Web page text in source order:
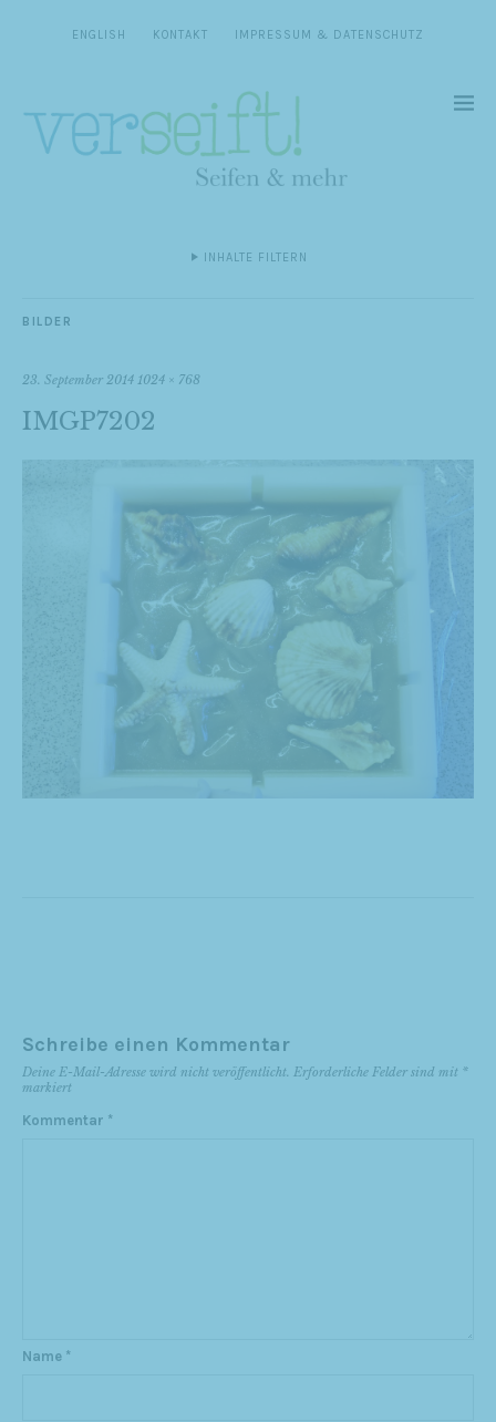
ENGLISH KONTAKT IMPRESSUM & DATENSCHUTZ
INHALTE FILTERN
BILDER
23. September 2014 1024 × 768
IMGP7202
Schreibe einen Kommentar
Deine E-Mail-Adresse wird nicht veröffentlicht. Erforderliche Felder sind mit *
markiert
Kommentar *
Name *